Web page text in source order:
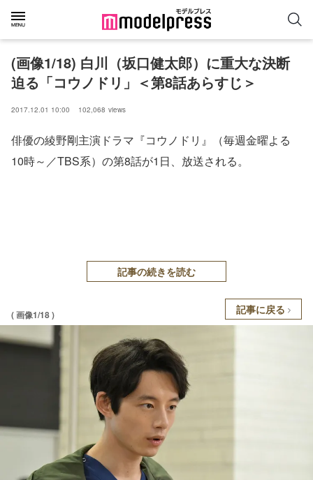
(画像1/18) 白川（坂口健太郎）に重大な決断
迫る「コウノドリ」＜第8話あらすじ＞
2017.12.01 10:00 102,068 views
俳優の綾野剛主演ドラマ『コウノドリ』（毎週金曜よる
10時～／TBS系）の第8話が1日、放送される。
記事の続きを読む
( 画像1/18 ) 記事に戻る